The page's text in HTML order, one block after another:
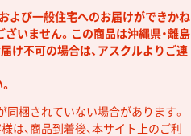
よび一般住宅へのお届けができかね
いません。この商品は沖縄県・離島
け不可の場合は、アスクルよりご連
同梱されていない場合があります。
は、商品到着後、本サイト上のご利